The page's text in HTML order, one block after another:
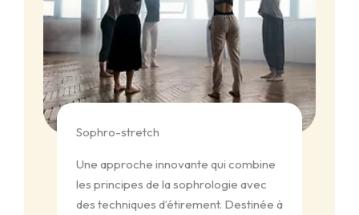
Sophro-stretch
Une approche innovante qui combine
les principes de la sophrologie avec
des techniques d’étirement. Destinée à